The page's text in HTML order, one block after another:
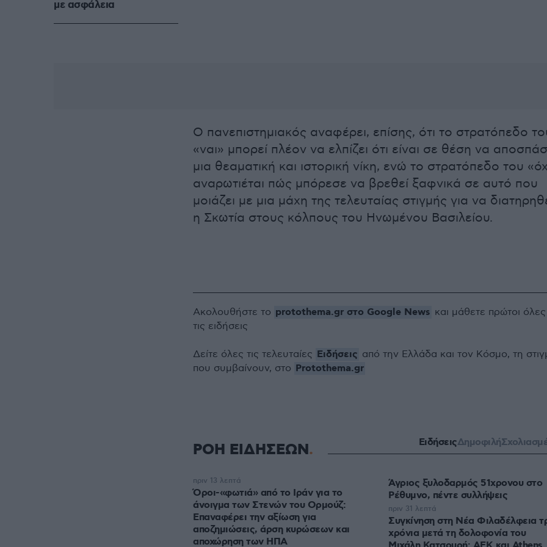
Ο πανεπιστημιακός αναφέρει, επίσης, ότι το στρατόπεδο
«ναι» μπορεί πλέον να ελπίζει ότι είναι σε θέση να
μια θεαματική και ιστορική νίκη, ενώ το στρατόπεδο του
αναρωτιέται πώς μπόρεσε να βρεθεί ξαφνικά σε αυτό που
μοιάζει με μια μάχη της τελευταίας στιγμής για να
η Σκωτία στους κόλπους του Ηνωμένου Βασιλείου.
με ασφάλεια
Ακολουθήστε το protothema.gr στο Google News και μάθετε πρώτοι όλες
τις ειδήσεις
Δείτε όλες τις τελευταίες Ειδήσεις από την Ελλάδα και τον Κόσμο, τη
που συμβαίνουν, στο Protothema.gr
ΡΟΗ ΕΙΔΗΣΕΩΝ ΕιδήσειςΔημοφιλή
Όροι-«φωτιά» από το Ιράν για το
άνοιγμα των Στενών του Ορμούζ:
Επαναφέρει την αξίωση για
αποζημιώσεις, άρση κυρώσεων και
αποχώρηση των ΗΠΑ
πριν 13 λεπτά
Άγριος ξυλοδαρμός 51χρονου στο
Ρέθυμνο, πέντε συλλήψεις
Συγκίνηση στη Νέα Φιλαδέλφεια
χρόνια μετά τη δολοφονία του
πριν 31 λεπτά